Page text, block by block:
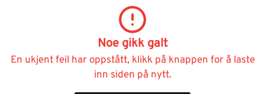
Noe gikk galt
En ukjent feil har oppstått, klikk på knappen for å laste
inn siden på nytt.